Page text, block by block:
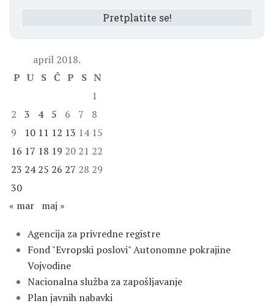
april 2018.
P U S Č P S N
1
2
3 4 5 6 7
8
9
10 11 12 13 14 15
16 17 18 19 20 21 22
23 24 25 26 27 28 29
30
« mar maj »
Agencija za privredne registre
Fond "Evropski poslovi" Autonomne pokrajine
Vojvodine
Nacionalna služba za zapošljavanje
Plan javnih nabavki